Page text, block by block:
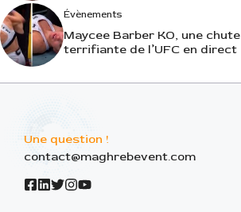
Évènements
Maycee Barber KO, une chute
terrifiante de l’UFC en direct
Une question !
contact@maghrebevent.com